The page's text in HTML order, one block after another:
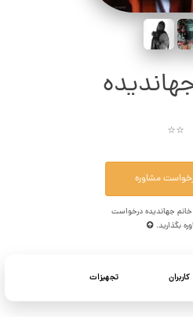
⭐⭐
مشاوره
جهاندیده درخواست
بگذارید.
تجهیزات